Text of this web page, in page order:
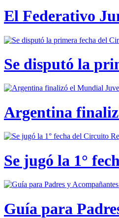
El Federativo
Se disputó la
Argentina
Se jugó la 1°
Guía para